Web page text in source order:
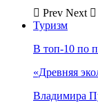
Prev Next
Туризм
В топ-10 по
«Древняя
Владимира